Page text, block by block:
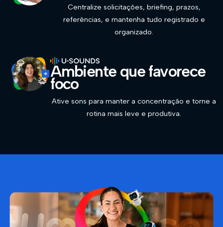
Centralize solicitações, briefing, prazos,
referências, e mantenha tudo registrado e
organizado.
Ambiente que favorece
foco
Ative sons para manter a concentração e torne a
rotina mais leve e produtiva.